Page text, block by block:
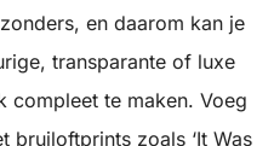
en daarom kan je
transparante of luxe
compleet te maken. Voeg
bruiloftprints zoals ‘It Was